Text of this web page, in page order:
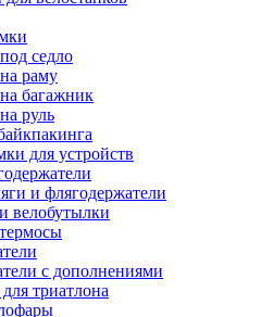
седло
раму
багажник
руль
для устройств
и флягодержатели
велобутылки
с дополнениями
триатлона